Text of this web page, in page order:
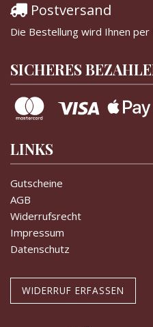
Postversand
Die Bestellung wird Ihnen
SICHERES
LINKS
Gutscheine
AGB
Widerrufsrecht
Impressum
Datenschutz
WIDERRUF ERFASSEN